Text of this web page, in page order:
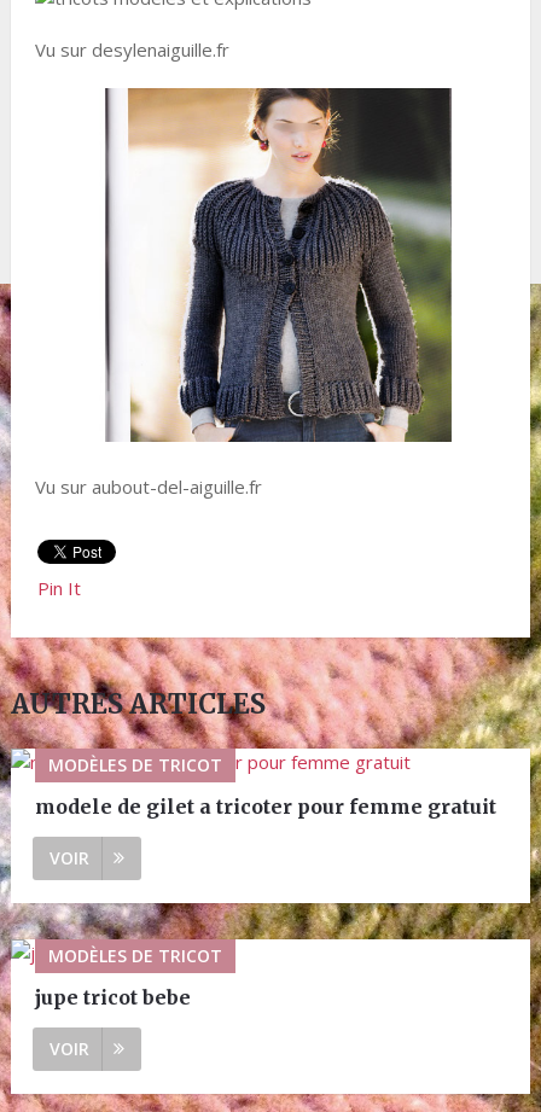
Vu sur desylenaiguille.fr
Vu sur aubout-del-aiguille.fr
Pin It
AUTRES ARTICLES
MODÈLES DE TRICOT
modele de gilet a tricoter pour femme gratuit
VOIR
MODÈLES DE TRICOT
jupe tricot bebe
VOIR